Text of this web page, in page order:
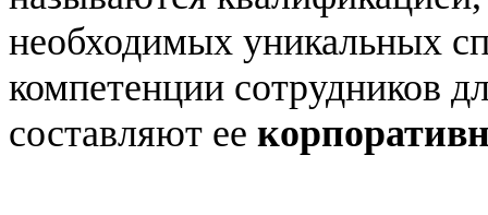
необходимых уникальных
компетенции сотрудников
составляют ее